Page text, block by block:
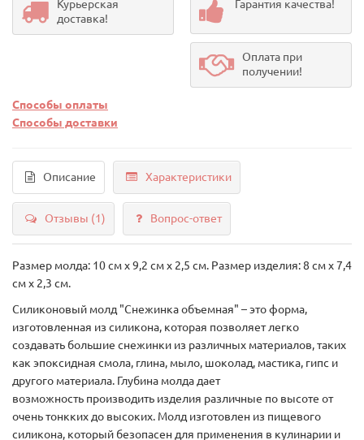
Курьерская
доставка!
Гарантия качества!
Оплата при
получении!
Способы оплаты
Способы доставки
Описание Характеристики
Отзывы (1) Вопрос-ответ
Размер молда: 10 см х 9,2 см х 2,5 см. Размер изделия: 8 см х 7,4
см х 2,3 см.
Силиконовый молд "Снежинка объемная" – это форма,
изготовленная из силикона, которая позволяет легко
создавать большие снежинки из различных материалов, таких
как эпоксидная смола, глина, мыло, шоколад, мастика, гипс и
другого материала. Глубина молда дает
возможность производить изделия различные по высоте от
очень тонкких до высоких. Молд изготовлен из пищевого
силикона, который безопасен для применения в кулинарии и